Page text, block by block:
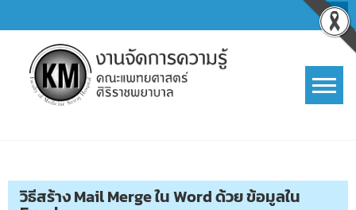
to
content
วิธีสร้าง Mail Merge ใน Word ด้วย ข้อมูลใน